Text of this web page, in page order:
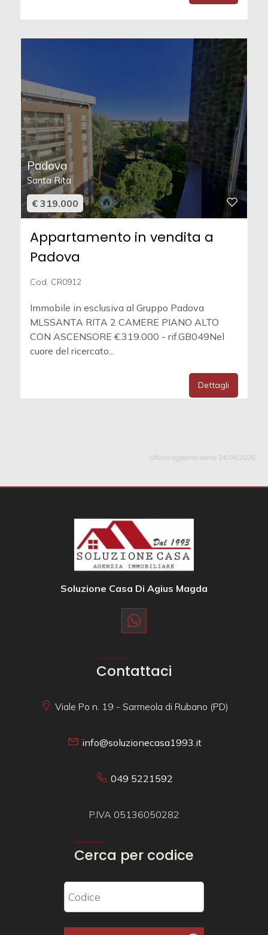
Padova
Santa Rita
€ 319.000
Appartamento in vendita a
Padova
Cod. CR0912
Immobile in esclusiva al Gruppo Padova
MLSSANTA RITA 2 CAMERE PIANO ALTO
CON ASCENSORE €.319.000 - rif.GB049Nel
cuore del ricercato...
Dettagli
Ultimo aggiornamento 24/04/2026
Soluzione Casa Di Agius Magda
Contattaci
Viale Po n. 19 - Sarmeola di Rubano (PD)
info@soluzionecasa1993.it
049 5221592
P.IVA 05136050282
Cerca per codice